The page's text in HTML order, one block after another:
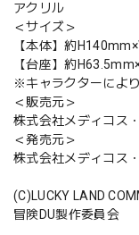
アクリル
＜サイズ＞
【本体】約
【台座】約
※キャラクターによ
＜販売元＞
株式会社メディコス
＜発売元＞
株式会社メディコス
(C)LUCKY LAND
冒険DU製作委員会